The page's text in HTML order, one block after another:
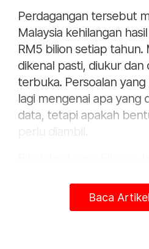
Perdagangan tersebut
Malaysia kehilangan
RM5 bilion setiap tahun.
dikenal pasti, diukur dan
terbuka. Persoalan
lagi mengenai apa yang
data, tetapi apakah
perlu diambil.
Diraja Malaysia (JKDM),
sebuah kilang rokok
setem cukai Malaysia
Baca